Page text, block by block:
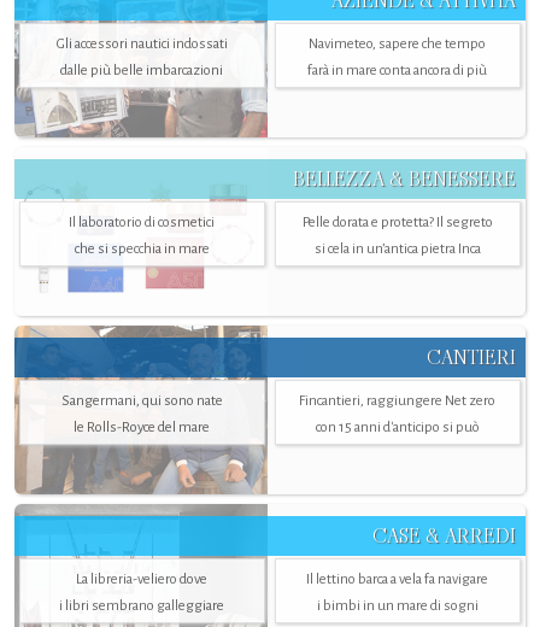
Gli accessori nautici indossati
dalle più belle imbarcazioni
Navimeteo, sapere che tempo
farà in mare conta ancora di più
BELLEZZA & BENESSERE
Il laboratorio di cosmetici
che si specchia in mare
Pelle dorata e protetta? Il segreto
si cela in un’antica pietra Inca
CANTIERI
Sangermani, qui sono nate
le Rolls-Royce del mare
Fincantieri, raggiungere Net zero
con 15 anni d'anticipo si può
CASE & ARREDI
La libreria-veliero dove
i libri sembrano galleggiare
Il lettino barca a vela fa navigare
i bimbi in un mare di sogni